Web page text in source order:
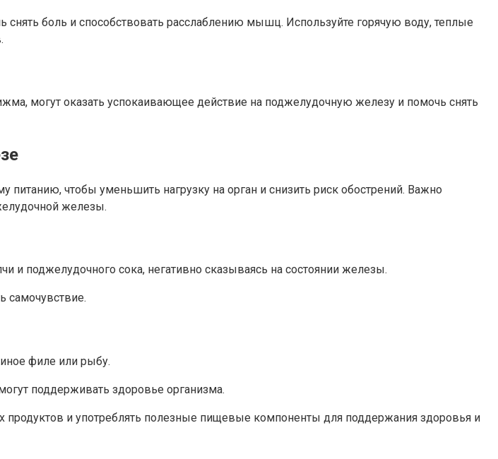
боль и способствовать расслаблению мышц. Используйте горячую воду, теплые
могут оказать успокаивающее действие на поджелудочную железу и помочь снять
чтобы уменьшить нагрузку на орган и снизить риск обострений. Важно
железы.
поджелудочного сока, негативно сказываясь на состоянии железы.
самочувствие.
филе или рыбу.
поддерживать здоровье организма.
и употреблять полезные пищевые компоненты для поддержания здоровья и